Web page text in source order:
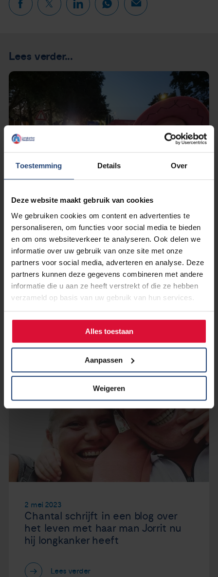
Toestemming Details Over
Deze website maakt gebruik van cookies
We gebruiken cookies om content en advertenties te
personaliseren, om functies voor social media te bieden
en om ons websiteverkeer te analyseren. Ook delen we
informatie over uw gebruik van onze site met onze
partners voor social media, adverteren en analyse. Deze
partners kunnen deze gegevens combineren met andere
informatie die u aan ze heeft verstrekt of die ze hebben
verzameld op basis van uw gebruik van hun services.
Alles toestaan
Aanpassen
Weigeren
Lees verder...
4 mei 2023
Ik loop voor Longkanker Nederland
omdat zij zich inzetten voor goed
onderzoek
Lees verder
2 mei 2023
Chantal schrijft in een blog over
het leven met haar man Jorrit nu
hij longkanker heeft
Lees verder